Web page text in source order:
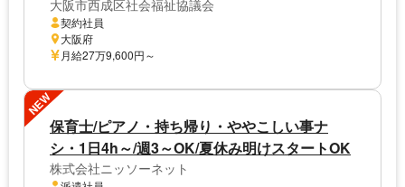
大阪市西成区社会福祉協議会
契約社員
大阪府
月給27万9,600円～
NEW
保育士/ピアノ・持ち帰り・ややこしい事ナ
シ・1日4h～/週3～OK/夏休み明けスタートOK
株式会社ニッソーネット